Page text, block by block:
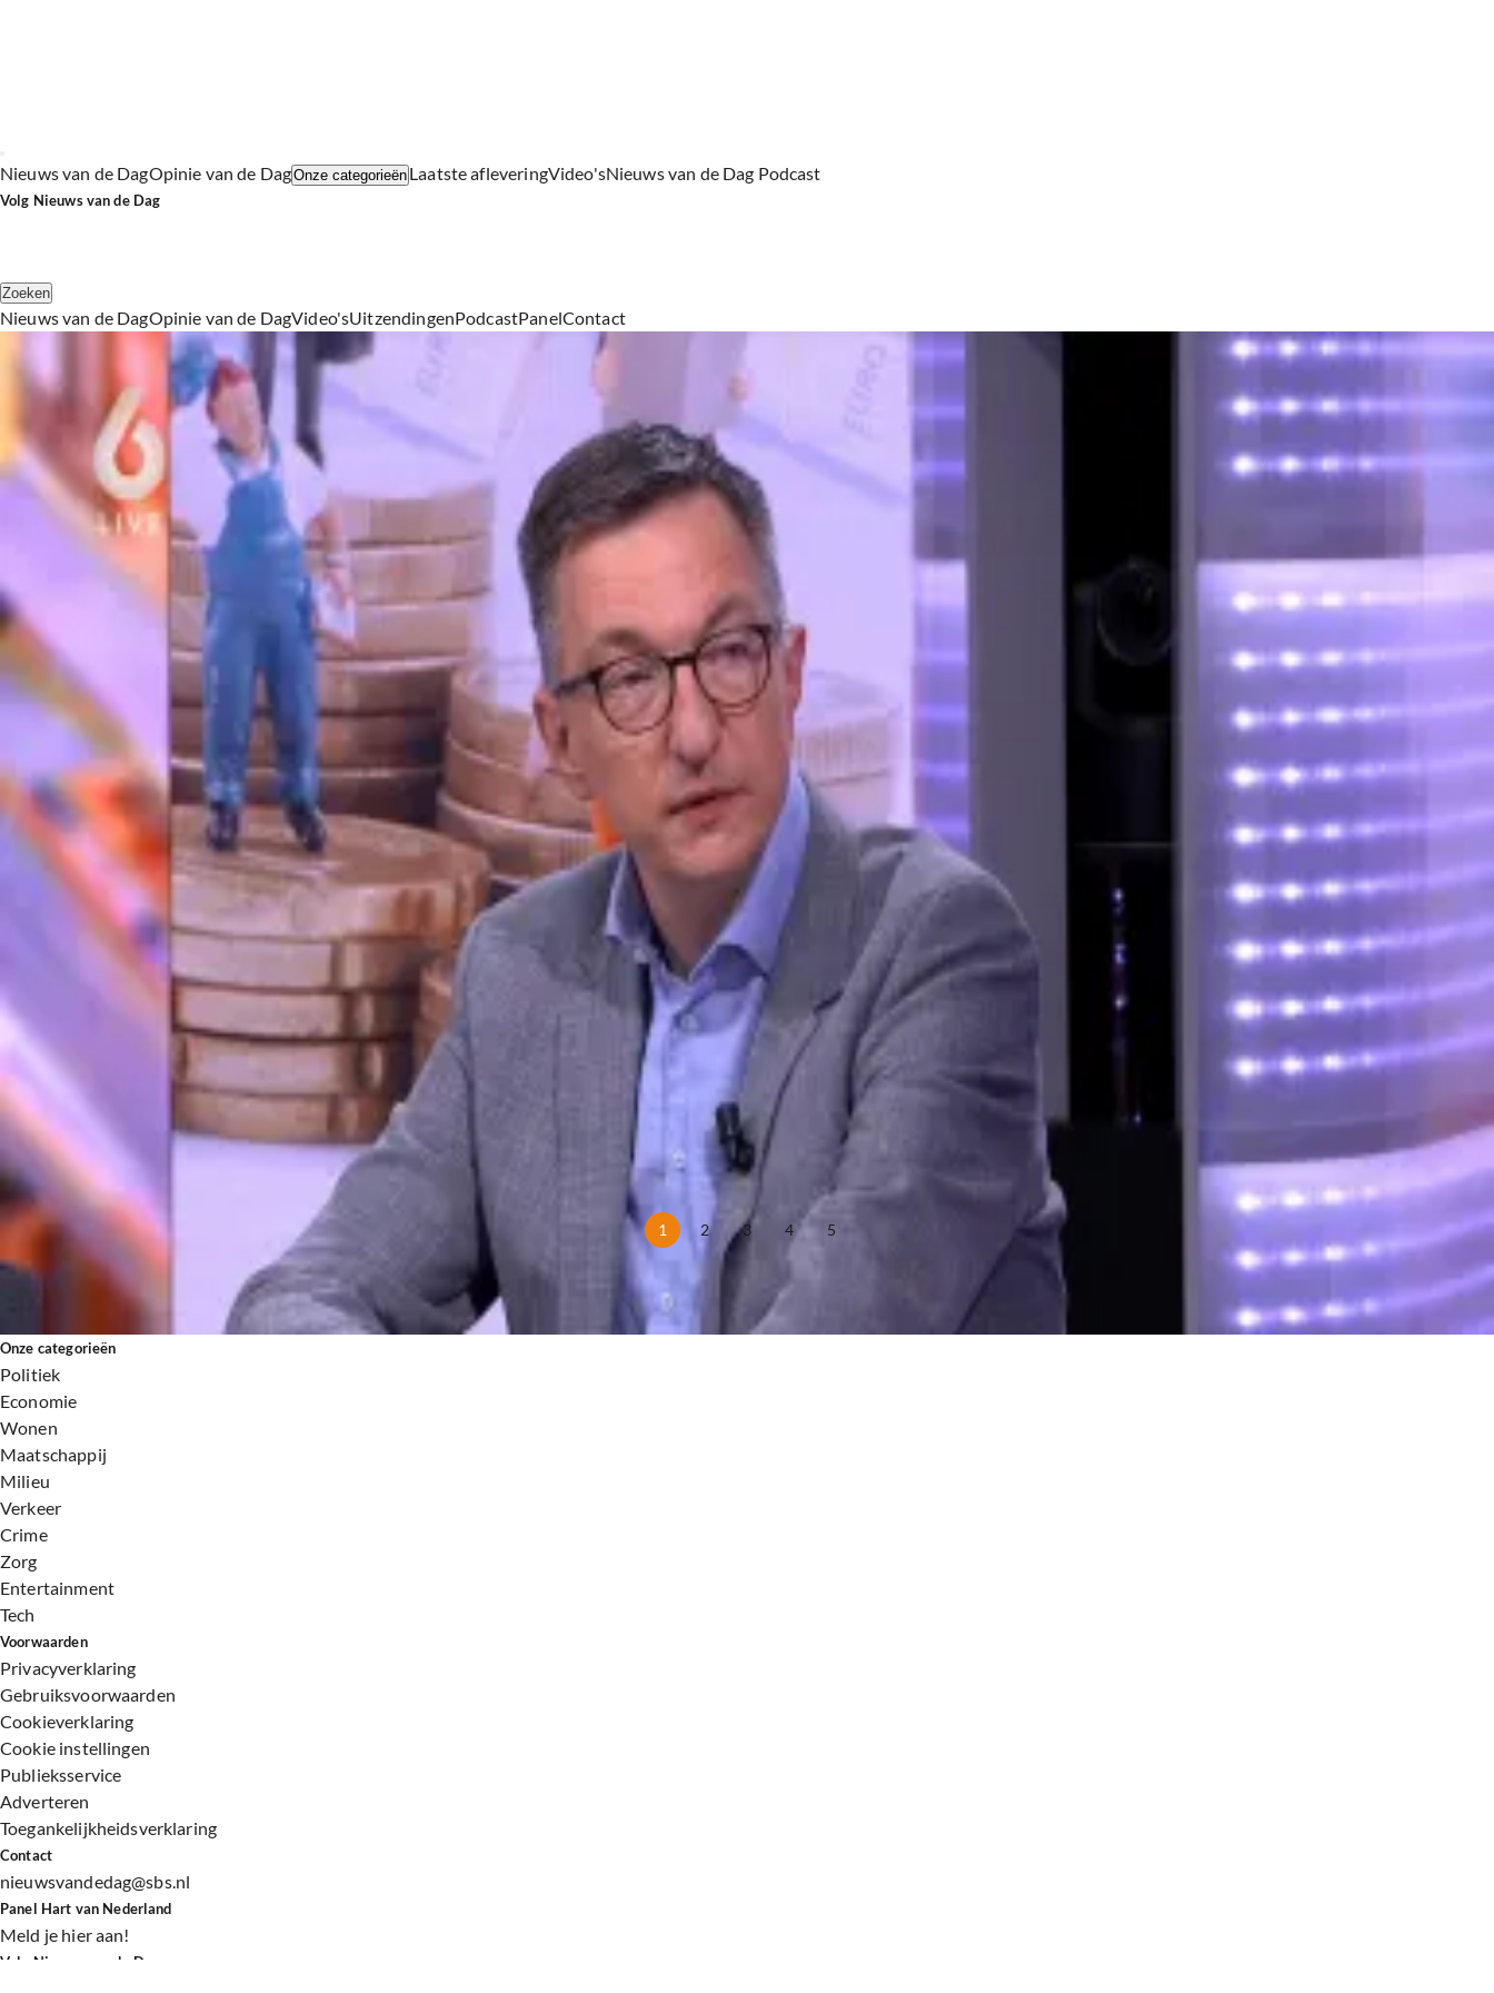
Nieuws van de DagOpinie van de DagOnze categorieën Laatste afleveringVideo'sNieuws van de Dag Podcast
Volg Nieuws van de Dag
Zoeken
Nieuws van de DagOpinie van de DagVideo'sUitzendingenPodcastPanelContact
Alle Economie Artikelen
Zelfs vanuit Den Haag loont het nu om naar België te rijden voor een tankbeurt
Donderdag 6 aug, 10:29
De erfbelasting omhoog? 'Het is belasting op belasting'
20 juli, 19:10
Pieter Cobelens en Wierd Duk dinsdag te gast bij Nieuws van de Dag
7 juli, 16:12
Waarom daalt de benzineprijs niet? 'Het kan nog maanden duren'
3 juli, 19:00
Na deal tussen VS en Iran: dalen de benzineprijzen nu echt?
18 juni, 18:32
Martin Visser: ‘Precisie in grote hersteloperaties heeft een monster gecreëerd’
16 juni, 19:05
Toch weer boren in Groninger gasveld? 'Hier gaat iedereen last van hebben'
15 juni, 19:23
Komt er dan eindelijk een deal? 'Energieprijzen maken huishoudens kapot'
15 juni, 19:03
Gaan de prijzen weer stijgen? ‘Dit gaat heel lang duren’
10 juni, 19:20
Deze tien producten stegen het afgelopen jaar het meest in prijs
9 juni, 19:01
Duitse verduurzaming raakt ook Nederlandse economie hard
26 mei, 20:11
20 mei, 19:48
Vertel jij jouw collega’s wat je verdient?
19 mei, 20:32
Dreigt chaos rond hypotheekrenteaftrek? 'Bewijslast ligt bij burger'
13 mei, 19:26
Stagflatie: dit betekent het voor jouw geld
6 mei, 20:14
1 2 3 4 5
Onze categorieën
Politiek
Economie
Wonen
Maatschappij
Milieu
Verkeer
Crime
Zorg
Entertainment
Tech
Voorwaarden
Privacyverklaring
Gebruiksvoorwaarden
Cookieverklaring
Cookie instellingen
Publieksservice
Adverteren
Toegankelijkheidsverklaring
Contact
nieuwsvandedag@sbs.nl
Panel Hart van Nederland
Meld je hier aan!
Volg Nieuws van de Dag